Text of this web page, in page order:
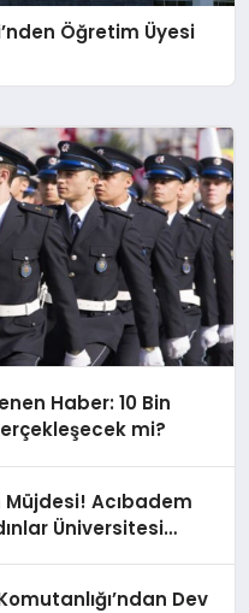
Öğretim Üyesi
Haber: 10 Bin
mi?
Müjdesi! Acıbadem
Üniversitesi
Dev